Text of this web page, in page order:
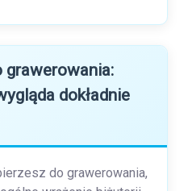
grawerowania:
dokładnie
do grawerowania,